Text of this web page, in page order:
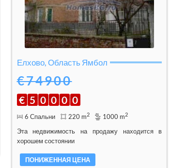
Елхово, Область Ямбол
€74900
€ 5 0 0 0 0
6 Спальни 220 m2 1000 m2
Эта недвижимость на продажу находится в
хорошем состоянии
ПОНИЖЕННАЯ ЦЕНА